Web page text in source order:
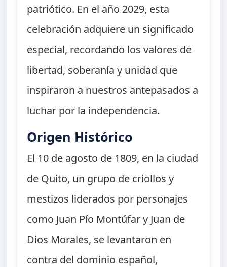
patriótico. En el año 2029, esta
celebración adquiere un significado
especial, recordando los valores de
libertad, soberanía y unidad que
inspiraron a nuestros antepasados a
luchar por la independencia.
Origen Histórico
El 10 de agosto de 1809, en la ciudad
de Quito, un grupo de criollos y
mestizos liderados por personajes
como Juan Pío Montúfar y Juan de
Dios Morales, se levantaron en
contra del dominio español,